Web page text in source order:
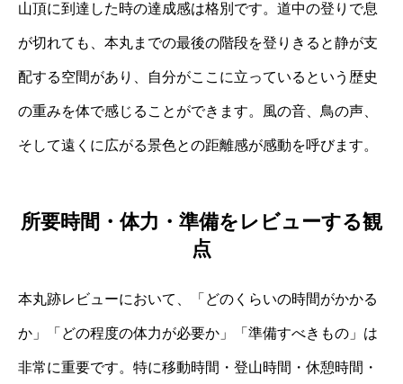
山頂に到達した時の達成感は格別です。道中の登りで息
が切れても、本丸までの最後の階段を登りきると静が支
配する空間があり、自分がここに立っているという歴史
の重みを体で感じることができます。風の音、鳥の声、
そして遠くに広がる景色との距離感が感動を呼びます。
所要時間・体力・準備をレビューする観
点
本丸跡レビューにおいて、「どのくらいの時間がかかる
か」「どの程度の体力が必要か」「準備すべきもの」は
非常に重要です。特に移動時間・登山時間・休憩時間・